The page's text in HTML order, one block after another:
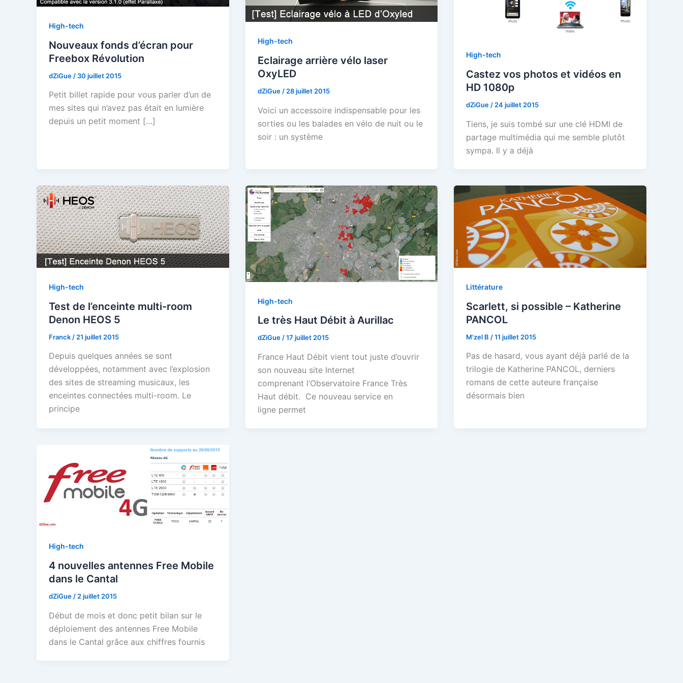
High-tech
Nouveaux fonds d’écran pour
Freebox Révolution
dZiGue / 30 juillet 2015
Petit billet rapide pour vous parler d’un de
mes sites qui n’avez pas était en lumière
depuis un petit moment […]
High-tech
Eclairage arrière vélo laser
OxyLED
dZiGue / 28 juillet 2015
Voici un accessoire indispensable pour les
sorties ou les balades en vélo de nuit ou le
soir : un système
High-tech
Castez vos photos et vidéos en
HD 1080p
dZiGue / 24 juillet 2015
Tiens, je suis tombé sur une clé HDMI de
partage multimédia qui me semble plutôt
sympa. Il y a déjà
High-tech
Test de l’enceinte multi-room
Denon HEOS 5
Franck / 21 juillet 2015
Depuis quelques années se sont
développées, notamment avec l’explosion
des sites de streaming musicaux, les
enceintes connectées multi-room. Le
principe
High-tech
Le très Haut Débit à Aurillac
dZiGue/17 juillet 2015
France Haut Débit vient tout juste d’ouvrir
son nouveau site Internet
comprenant l’Observatoire France Très
Haut débit. Ce nouveau service en
ligne permet
Littérature
Scarlett, si possible – Katherine
PANCOL
M'zel B /11 juillet 2015
Pas de hasard, vous ayant déjà parlé de la
trilogie de Katherine PANCOL, derniers
romans de cette auteure française
désormais bien
High-tech
4 nouvelles antennes Free Mobile
dans le Cantal
dZiGue / 2 juillet 2015
Début de mois et donc petit bilan sur le
déploiement des antennes Free Mobile
dans le Cantal grâce aux chiffres fournis